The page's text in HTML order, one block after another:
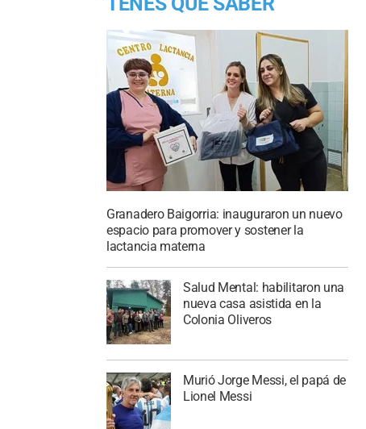
Granadero Baigorria: inauguraron un nuevo
espacio para promover y sostener la
lactancia materna
Salud Mental: habilitaron una
nueva casa asistida en la
Colonia Oliveros
Murió Jorge Messi, el papá de
Lionel Messi